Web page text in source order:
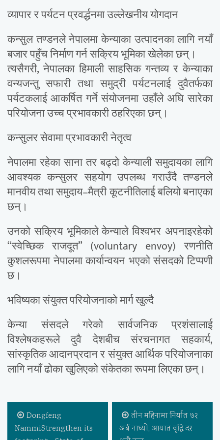
व्यापार र पर्यटन प्रवर्द्धनमा उल्लेखनीय योगदान
कन्सुल तण्डनले नेपालमा केन्याका उत्पादनका लागि नयाँ
बजार पहुँच निर्माण गर्न सक्रिय भूमिका खेलेका छन्।
त्यसैगरी, नेपालका हिमाली साहसिक गन्तव्य र केन्याका
वन्यजन्तु सफारी तथा समुद्री पर्यटनलाई दुवैतर्फका
पर्यटकलाई आकर्षित गर्ने संयोजनमा उहाँले अघि सारेका
परियोजना उच्च प्रभावकारी ठहरिएका छन्।
कन्सुलर सेवामा प्रभावकारी नेतृत्व
नेपालमा रहेका साना तर बढ्दो केन्याली समुदायका लागि
आवश्यक कन्सुलर सहयोग उपलब्ध गराउँदै तण्डनले
मानवीय तथा समुदाय–मैत्री कूटनीतिलाई बलियो बनाएका
छन्।
उनको सक्रिय भूमिकाले केन्याले विश्वभर अपनाइरहेको
“स्वेच्छिक राजदूत” (voluntary envoy) रणनीति
कुशलरूपमा नेपालमा कार्यान्वयन भएको संसदको टिप्पणी
छ।
भविष्यका संयुक्त परियोजनाको मार्ग खुल्दै
केन्या संसदले गरेको सार्वजनिक प्रशंसालाई
विश्लेषकहरूले दुवै देशबीच संरचनागत सहकार्य,
सांस्कृतिक आदानप्रदान र संयुक्त आर्थिक परियोजनाका
लागि नयाँ ढोका खुलिएको संकेतका रूपमा लिएका छन्।
Dongfeng
NammiStrengthen its
तीन महिनामा निर्यात ७२
अर्ब नाघ्याे, आयात वृद्धि दर